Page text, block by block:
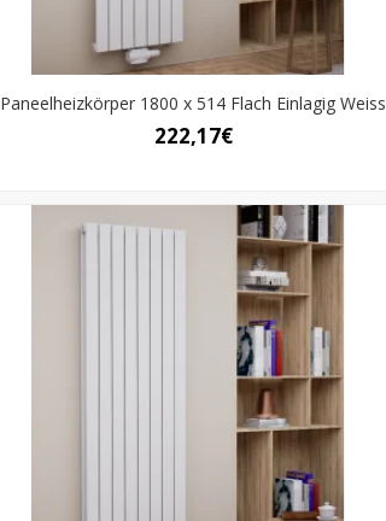
Paneelheizkörper 1800 x 514 Flach Einlagig Weiss
222,17€